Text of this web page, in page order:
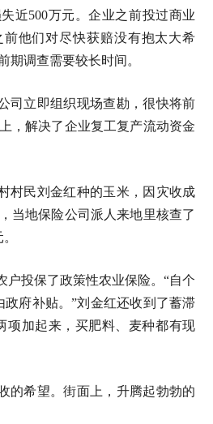
近500万元。企业之前投过商业
他们对尽快获赔没有抱太大希
期调查需要较长时间。
司立即组织现场查勘，很快将前
，解决了企业复工复产流动资金
村民刘金红种的玉米，因灾收成
当地保险公司派人来地里核查了
户投保了政策性农业保险。“自个
政府补贴。”刘金红还收到了蓄滞
项加起来，买肥料、麦种都有现
的希望。街面上，升腾起勃勃的